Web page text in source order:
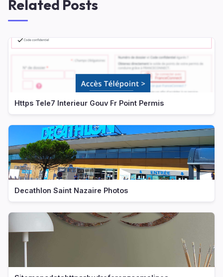
Related Posts
Https Tele7 Interieur Gouv Fr Point Permis
Decathlon Saint Nazaire Photos